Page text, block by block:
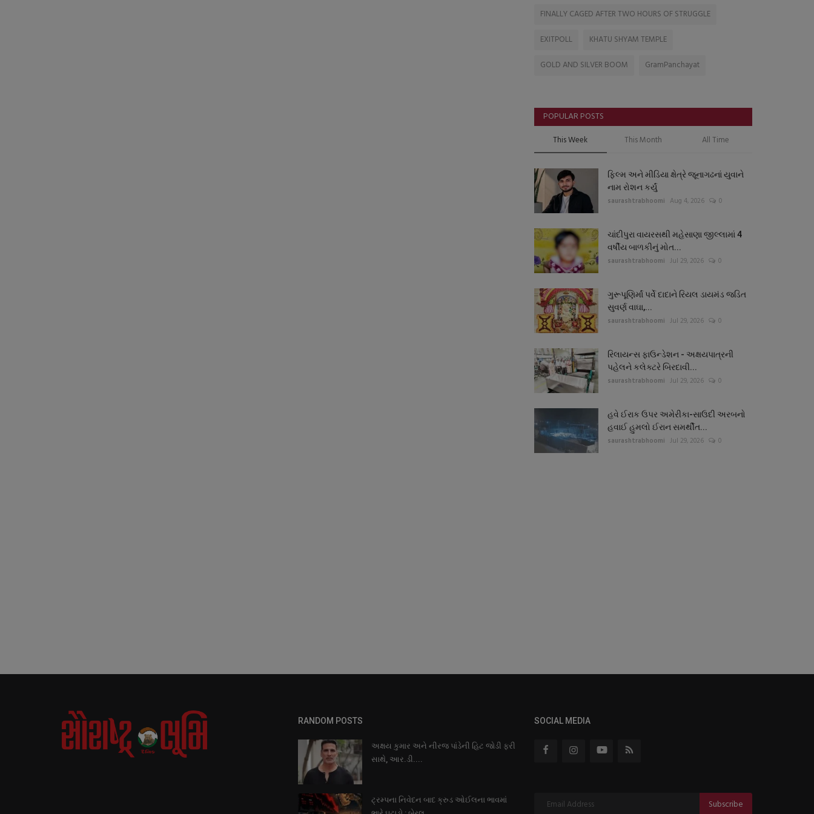
FINALLY CAGED AFTER TWO HOURS OF STRUGGLE
EXITPOLL
KHATU SHYAM TEMPLE
GOLD AND SILVER BOOM
GramPanchayat
POPULAR POSTS
This Week This Month All Time
ફિલ્મ અને મીડિયા ક્ષેત્રે જૂનાગઢનાં યુવાને
નામ રોશન કર્યું
saurashtrabhoomi Aug 4, 2026 0
ચાંદીપુરા વાયરસથી મહેસાણા જીલ્લામાં 4
વર્ષીય બાળકીનું મોત...
saurashtrabhoomi Jul 29, 2026 0
ગુરૂપૂણિર્માં પર્વે દાદાને રિયલ ડાયમંડ જડિત
સુવર્ણ વાઘા,...
saurashtrabhoomi Jul 29, 2026 0
રિલાયન્સ ફાઉન્ડેશન - અક્ષયપાત્રની
પહેલને કલેક્ટરે બિરદાવી...
saurashtrabhoomi Jul 29, 2026 0
હવે ઈરાક ઉપર અમેરીકા-સાઉદી અરબનો
હવાઈ હુમલો ઈરાન સમર્થીત...
saurashtrabhoomi Jul 29, 2026 0
RANDOM POSTS
અક્ષય કુમાર અને નીરજ પાંડેની હિટ જોડી ફરી
સાથે, આર.ડી....
ટ્રમ્પના નિવેદન બાદ ક્રુડ ઓઈલના ભાવમાં
SOCIAL MEDIA
Subscribe